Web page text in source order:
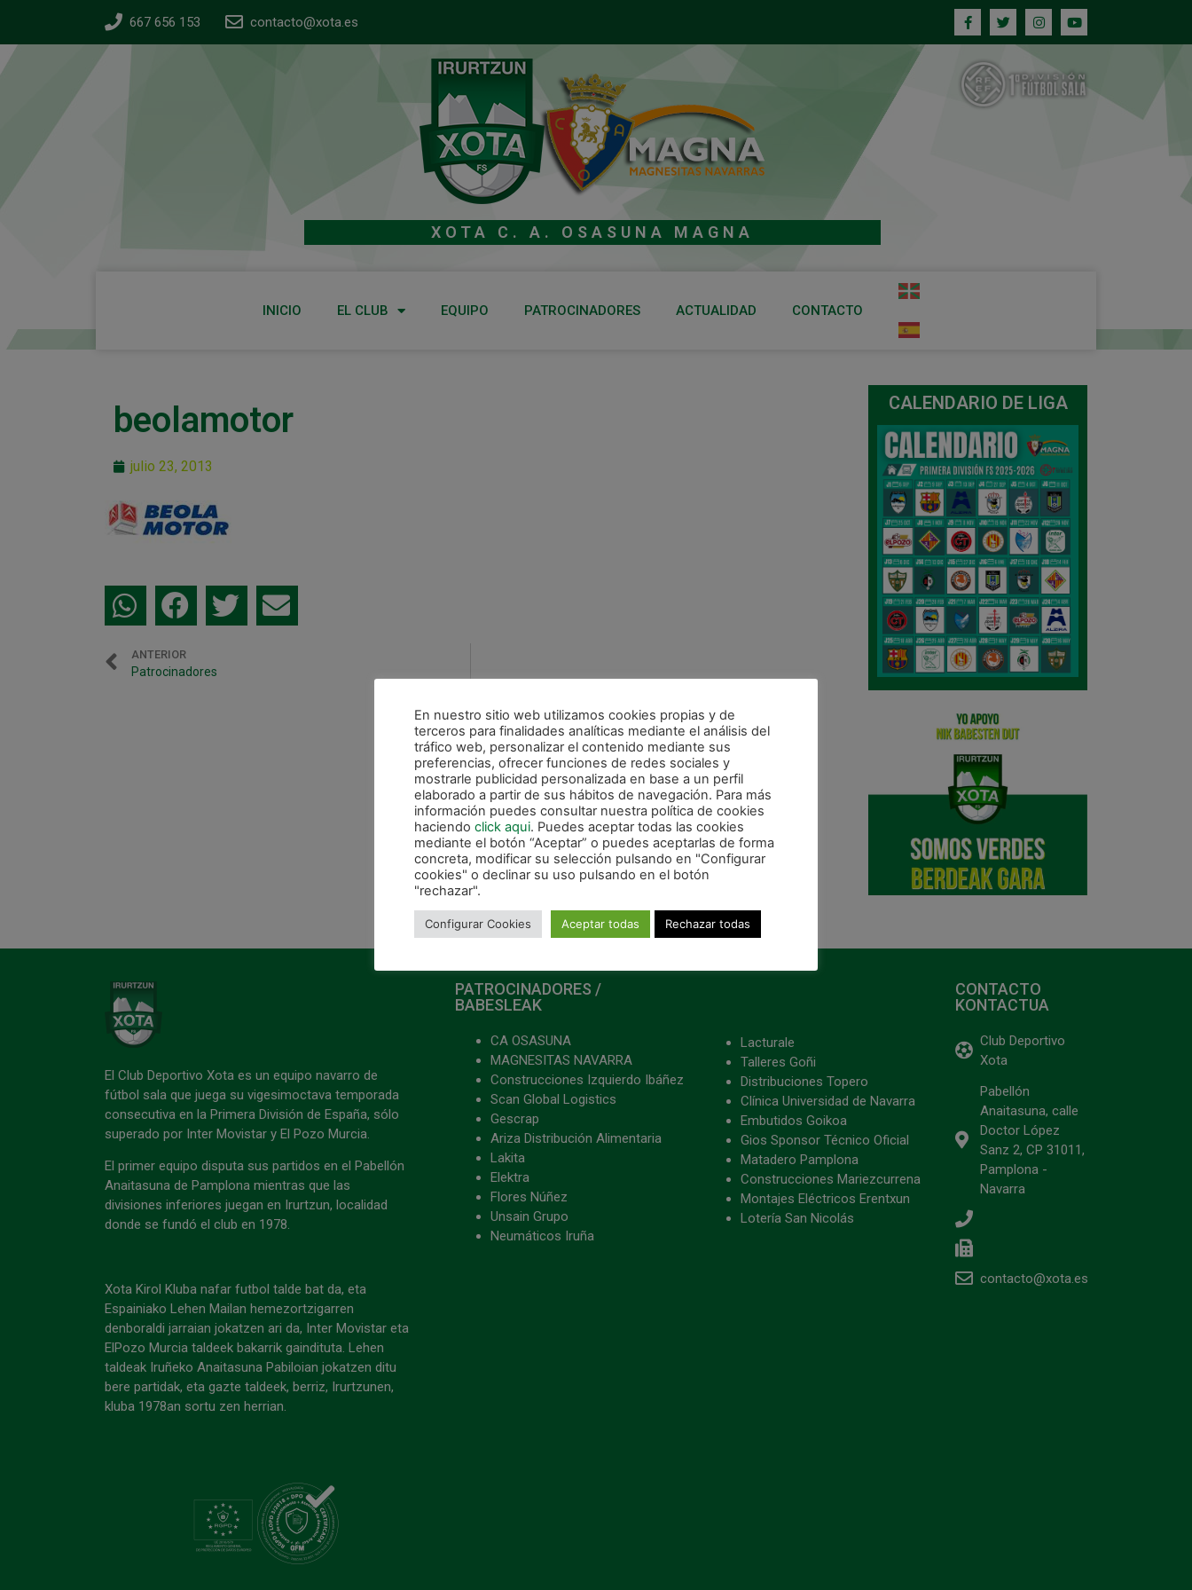
667 656 153 contacto@xota.es
XOTA C. A. OSASUNA MAGNA
INICIO EL CLUB EQUIPO PATROCINADORES ACTUALIDAD CONTACTO
beolamotor
julio 23, 2013
ANTERIOR
Patrocinadores
CALENDARIO DE LIGA
El Club Deportivo Xota es un equipo navarro de
fútbol sala que juega su vigesimoctava temporada
consecutiva en la Primera División de España, sólo
superado por Inter Movistar y El Pozo Murcia.
El primer equipo disputa sus partidos en el Pabellón
Anaitasuna de Pamplona mientras que las
divisiones inferiores juegan en Irurtzun, localidad
donde se fundó el club en 1978.
Xota Kirol Kluba nafar futbol talde bat da, eta
Espainiako Lehen Mailan hemezortzigarren
denboraldi jarraian jokatzen ari da, Inter Movistar eta
ElPozo Murcia taldeek bakarrik gaindituta. Lehen
taldeak Iruñeko Anaitasuna Pabiloian jokatzen ditu
bere partidak, eta gazte taldeek, berriz, Irurtzunen,
kluba 1978an sortu zen herrian.
PATROCINADORES /
BABESLEAK
CA OSASUNA
MAGNESITAS NAVARRA
Construcciones Izquierdo Ibáñez
Scan Global Logistics
Gescrap
Ariza Distribución Alimentaria
Lakita
Elektra
Flores Núñez
Unsain Grupo
Neumáticos Iruña
Lacturale
Talleres Goñi
Distribuciones Topero
Clínica Universidad de Navarra
Embutidos Goikoa
Gios Sponsor Técnico Oficial
Matadero Pamplona
Construcciones Mariezcurrena
Montajes Eléctricos Erentxun
Lotería San Nicolás
CONTACTO
KONTACTUA
Club Deportivo
Xota
Pabellón
Anaitasuna, calle
Doctor López
Sanz 2, CP 31011,
Pamplona -
Navarra
contacto@xota.es
En nuestro sitio web utilizamos cookies propias y de
terceros para finalidades analíticas mediante el análisis del
tráfico web, personalizar el contenido mediante sus
preferencias, ofrecer funciones de redes sociales y
mostrarle publicidad personalizada en base a un perfil
elaborado a partir de sus hábitos de navegación. Para más
información puedes consultar nuestra política de cookies
haciendo click aqui. Puedes aceptar todas las cookies
mediante el botón “Aceptar” o puedes aceptarlas de forma
concreta, modificar su selección pulsando en "Configurar
cookies" o declinar su uso pulsando en el botón
"rechazar".
Configurar Cookies Aceptar todas Rechazar todas